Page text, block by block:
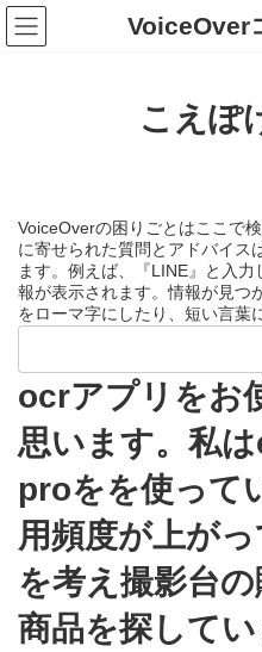
コ
ン
テ
ナ
ビ
ゲ
VoiceOver
こえぽ
VoiceOverの困りごとはここで
に寄せられた質問とアドバイス
ます。例えば、『LINE』と入
報が表示されます。情報が見つ
をローマ字にしたり、短い言葉
検
ocrアプリをお
思います。私
proをを使って
用頻度が上が
を考え撮影台
商品を探して